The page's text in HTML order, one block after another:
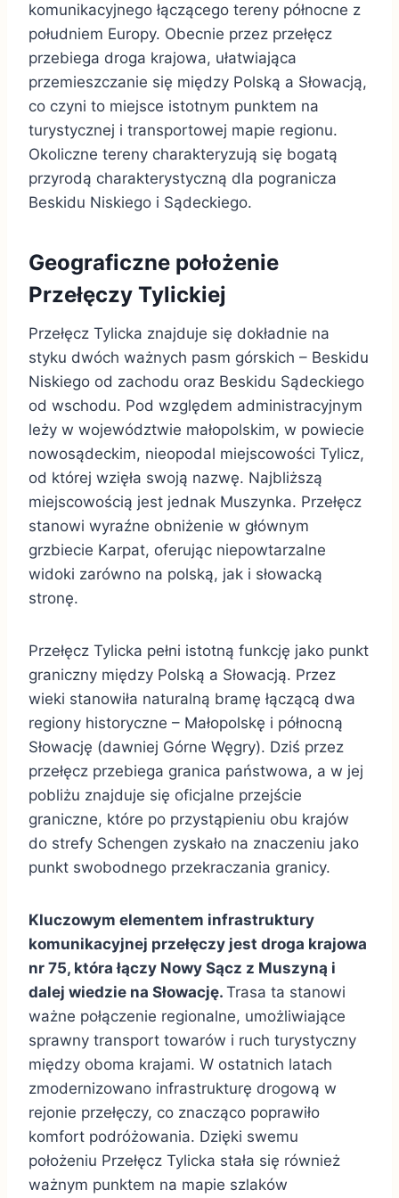
komunikacyjnego łączącego tereny północne z
południem Europy. Obecnie przez przełęcz
przebiega droga krajowa, ułatwiająca
przemieszczanie się między Polską a Słowacją,
co czyni to miejsce istotnym punktem na
turystycznej i transportowej mapie regionu.
Okoliczne tereny charakteryzują się bogatą
przyrodą charakterystyczną dla pogranicza
Beskidu Niskiego i Sądeckiego.
Geograficzne położenie
Przełęczy Tylickiej
Przełęcz Tylicka znajduje się dokładnie na
styku dwóch ważnych pasm górskich – Beskidu
Niskiego od zachodu oraz Beskidu Sądeckiego
od wschodu. Pod względem administracyjnym
leży w województwie małopolskim, w powiecie
nowosądeckim, nieopodal miejscowości Tylicz,
od której wzięła swoją nazwę. Najbliższą
miejscowością jest jednak Muszynka. Przełęcz
stanowi wyraźne obniżenie w głównym
grzbiecie Karpat, oferując niepowtarzalne
widoki zarówno na polską, jak i słowacką
stronę.
Przełęcz Tylicka pełni istotną funkcję jako punkt
graniczny między Polską a Słowacją. Przez
wieki stanowiła naturalną bramę łączącą dwa
regiony historyczne – Małopolskę i północną
Słowację (dawniej Górne Węgry). Dziś przez
przełęcz przebiega granica państwowa, a w jej
pobliżu znajduje się oficjalne przejście
graniczne, które po przystąpieniu obu krajów
do strefy Schengen zyskało na znaczeniu jako
punkt swobodnego przekraczania granicy.
Kluczowym elementem infrastruktury
komunikacyjnej przełęczy jest droga krajowa
nr 75, która łączy Nowy Sącz z Muszyną i
dalej wiedzie na Słowację. Trasa ta stanowi
ważne połączenie regionalne, umożliwiające
sprawny transport towarów i ruch turystyczny
między oboma krajami. W ostatnich latach
zmodernizowano infrastrukturę drogową w
rejonie przełęczy, co znacząco poprawiło
komfort podróżowania. Dzięki swemu
położeniu Przełęcz Tylicka stała się również
ważnym punktem na mapie szlaków